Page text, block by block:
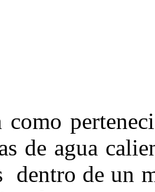
como
de agua
dentro de un